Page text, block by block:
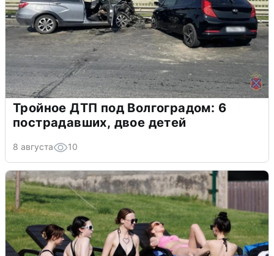
Тройное ДТП под Волгоградом: 6
пострадавших, двое детей
8 августа 10